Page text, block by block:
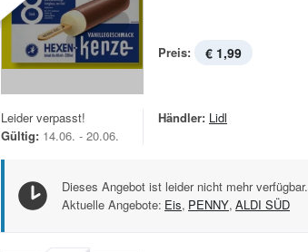
Preis: € 1,99
Leider verpasst!
Gültig: 14.06. - 20.06.
Händler: Lidl
Dieses Angebot ist leider nicht mehr verfügbar.
Aktuelle Angebote: Eis, PENNY, ALDI SÜD